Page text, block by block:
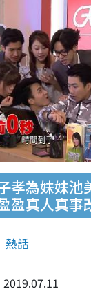
孝為妹妹
盈真人真事
熱話
2019.07.11